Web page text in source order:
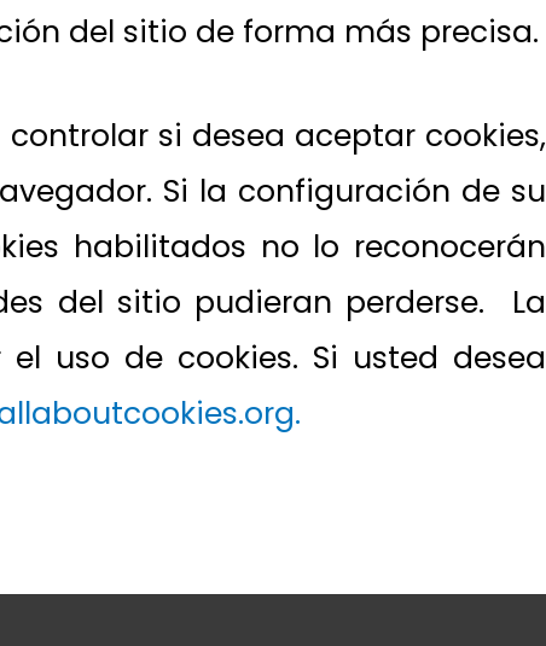
del sitio de forma más precisa.
si desea aceptar cookies,
Si la configuración de su
habilitados no lo reconocerán
del sitio pudieran perderse. La
uso de cookies. Si usted desea